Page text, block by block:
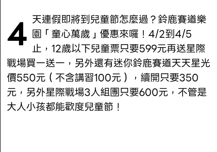
4天連假即將到兒童節怎麼過？鈴鹿賽道樂 園「童心萬歲」優惠來囉！4/2到4/5
止，12歲以下兒童票只要599元再送星際
戰場買一送一，另外還有迷你鈴鹿賽道天天星光
價550元（不含講習100元），續開只要350
元，另外星際戰場3人組團只要600元，不管是
大人小孩都能歡度兒童節！